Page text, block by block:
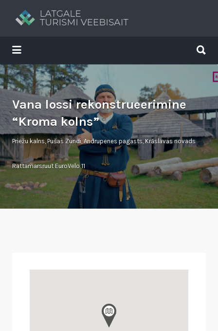
Tavs brīvdienu ceļvedis
Search
for:
for:
Vana lossi rekonstrueerimine
“Kroma kolns”
Priežu kalns, Pušas Zundi, Andrupenes pagasts, Krāslavas novads
Rattamarsruut EuroVelo 11